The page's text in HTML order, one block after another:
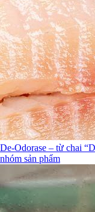
De-Odorase – từ chai
nhóm sản phẩm